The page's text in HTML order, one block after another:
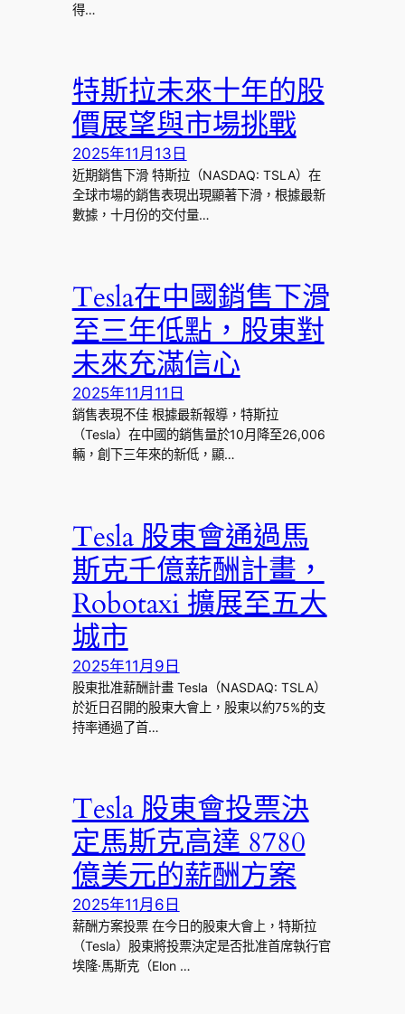
得…
特斯拉未來十年的股
價展望與市場挑戰
2025年11月13日
近期銷售下滑 特斯拉（NASDAQ: TSLA）在
全球市場的銷售表現出現顯著下滑，根據最新
數據，十月份的交付量…
Tesla在中國銷售下滑
至三年低點，股東對
未來充滿信心
2025年11月11日
銷售表現不佳 根據最新報導，特斯拉
（Tesla）在中國的銷售量於10月降至26,006
輛，創下三年來的新低，顯…
Tesla 股東會通過馬
斯克千億薪酬計畫，
Robotaxi 擴展至五大
城市
2025年11月9日
股東批准薪酬計畫 Tesla（NASDAQ: TSLA）
於近日召開的股東大會上，股東以約75%的支
持率通過了首…
Tesla 股東會投票決
定馬斯克高達 8780
億美元的薪酬方案
2025年11月6日
薪酬方案投票 在今日的股東大會上，特斯拉
（Tesla）股東將投票決定是否批准首席執行官
埃隆·馬斯克（Elon …